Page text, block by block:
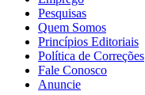
Pesquisas
Quem Somos
Princípios Editoriais
Política de Correções
Fale Conosco
Anuncie